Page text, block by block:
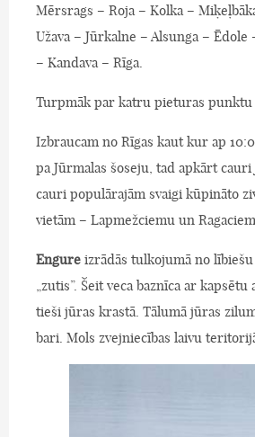
Mērsrags – Roja – Kolka –
Užava – Jūrkalne – Alsunga – Ēdole
– Kandava – Rīga.
Turpmāk par katru pieturas punktu
Izbraucam no Rīgas kaut kur ap
pa Jūrmalas šoseju, tad apkārt cauri
cauri populārajām svaigi kūpināto
vietām – Lapmežciemu un
Engure izrādās tulkojumā no lībiešu
„zutis”. Šeit veca baznīca ar
tieši jūras krastā. Tālumā jūras
bari. Mols zvejniecības laivu